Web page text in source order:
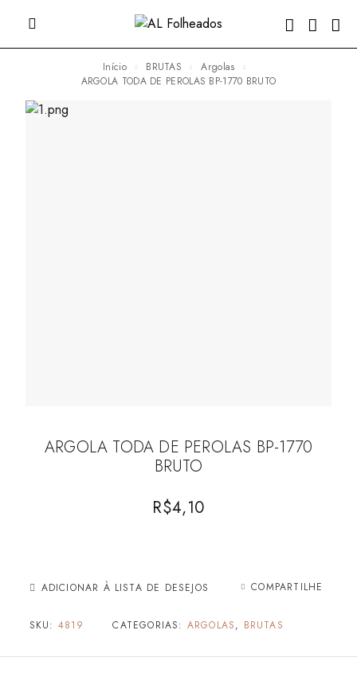
Início BRUTAS
Argolas
ARGOLA TODA DE PEROLAS BP-1770 BRUTO
ARGOLA TODA DE PEROLAS BP-1770
BRUTO
R$4,10
ADICIONAR À LISTA DE DESEJOS COMPARTILHE
SKU: 4819 CATEGORIAS: ARGOLAS, BRUTAS